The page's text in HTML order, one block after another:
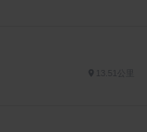
13.51公里